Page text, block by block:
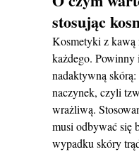
stosując
Kosmetyki z kawą
każdego.
nadaktywną skórą:
naczynek, czyli
wrażliwą.
musi odbywać się
wypadku skóry